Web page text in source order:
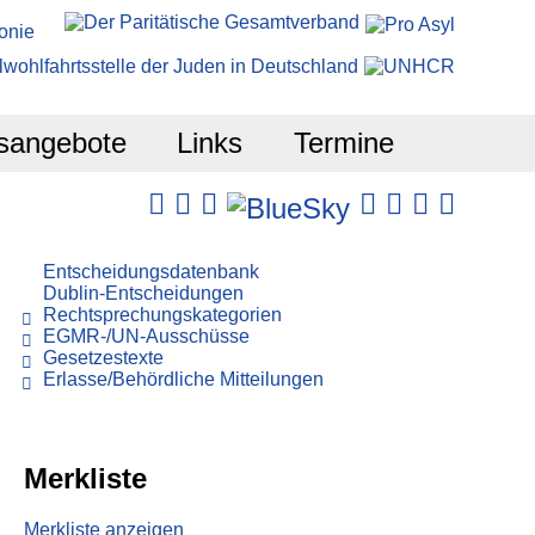
Links Termine
Entscheidungsdatenbank
Dublin-Entscheidungen
Rechtsprechungskategorien
EGMR-/UN-Ausschüsse
Gesetzestexte
Erlasse/Behördliche Mitteilungen
Merkliste
Merkliste anzeigen